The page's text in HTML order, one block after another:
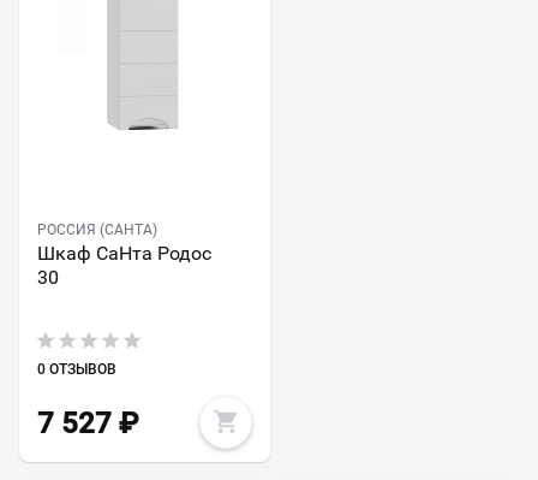
РОССИЯ (САНТА)
Шкаф СаНта Родос
30
0 ОТЗЫВОВ
7 527 ₽